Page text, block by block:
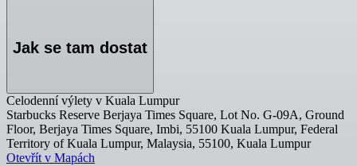
Jak se tam dostat
Celodenní výlety v Kuala Lumpur
Starbucks Reserve Berjaya Times Square, Lot No. G-09A, Ground
Floor, Berjaya Times Square, Imbi, 55100 Kuala Lumpur, Federal
Territory of Kuala Lumpur, Malaysia, 55100, Kuala Lumpur
Otevřít v Mapách